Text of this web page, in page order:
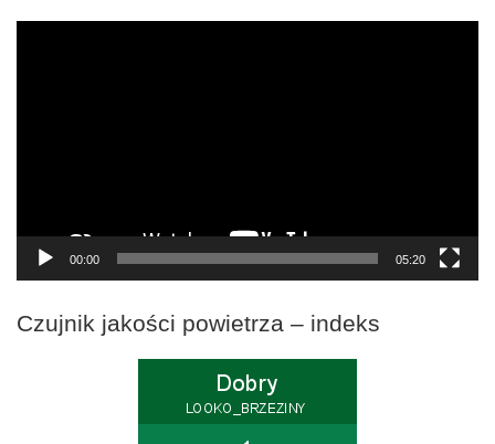
00:00 05:20
Czujnik jakości powietrza – indeks